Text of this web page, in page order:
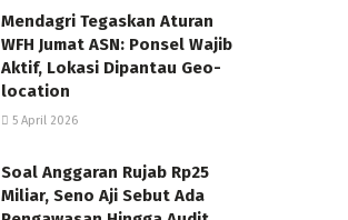
Mendagri Tegaskan Aturan
WFH Jumat ASN: Ponsel Wajib
Aktif, Lokasi Dipantau Geo-
location
5 April 2026
Soal Anggaran Rujab Rp25
Miliar, Seno Aji Sebut Ada